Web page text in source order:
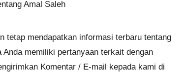
Amal Saleh
tetap mendapatkan informasi terbaru tentang
memiliki pertanyaan terkait dengan
Komentar / E-mail kepada kami di